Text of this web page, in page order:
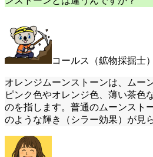
コールス（鉱物採掘士）
オレンジムーンストーンは、ムー
ピンク色やオレンジ色、薄い茶色
のを指します。普通のムーンスト
のような輝き（シラー効果）が見